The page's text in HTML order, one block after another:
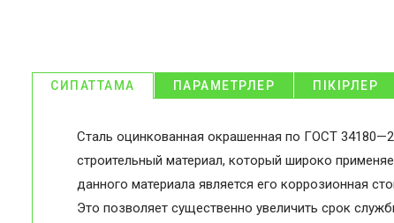
СИПАТТАМА ПАРАМЕТРЛЕР ПІКІРЛЕР
Сталь оцинкованная окрашенная по ГОСТ
строительный материал, который широко
данного материала является его коррозионная
Это позволяет существенно увеличить срок